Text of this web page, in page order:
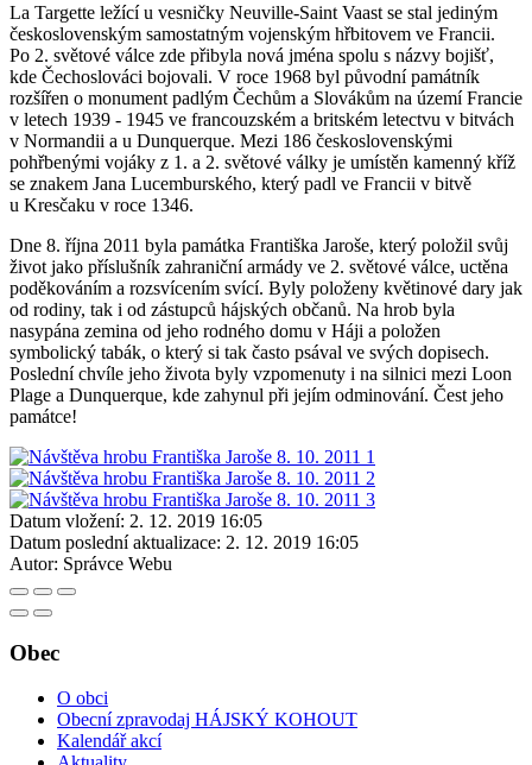
La Targette ležící u vesničky Neuville-Saint Vaast se stal jediným
československým samostatným vojenským hřbitovem ve Francii.
Po 2. světové válce zde přibyla nová jména spolu s názvy bojišť,
kde Čechoslováci bojovali. V roce 1968 byl původní památník
rozšířen o monument padlým Čechům a Slovákům na území Francie
v letech 1939 - 1945 ve francouzském a britském letectvu v bitvách
v Normandii a u Dunquerque. Mezi 186 československými
pohřbenými vojáky z 1. a 2. světové války je umístěn kamenný kříž
se znakem Jana Lucemburského, který padl ve Francii v bitvě
u Kresčaku v roce 1346.
Dne 8. října 2011 byla památka Františka Jaroše, který položil svůj
život jako příslušník zahraniční armády ve 2. světové válce, uctěna
poděkováním a rozsvícením svící. Byly položeny květinové dary jak
od rodiny, tak i od zástupců hájských občanů. Na hrob byla
nasypána zemina od jeho rodného domu v Háji a položen
symbolický tabák, o který si tak často psával ve svých dopisech.
Poslední chvíle jeho života byly vzpomenuty i na silnici mezi Loon
Plage a Dunquerque, kde zahynul při jejím odminování. Čest jeho
památce!
Datum vložení: 2. 12. 2019 16:05
Datum poslední aktualizace: 2. 12. 2019 16:05
Autor: Správce Webu
Obec
O obci
Obecní zpravodaj HÁJSKÝ KOHOUT
Kalendář akcí